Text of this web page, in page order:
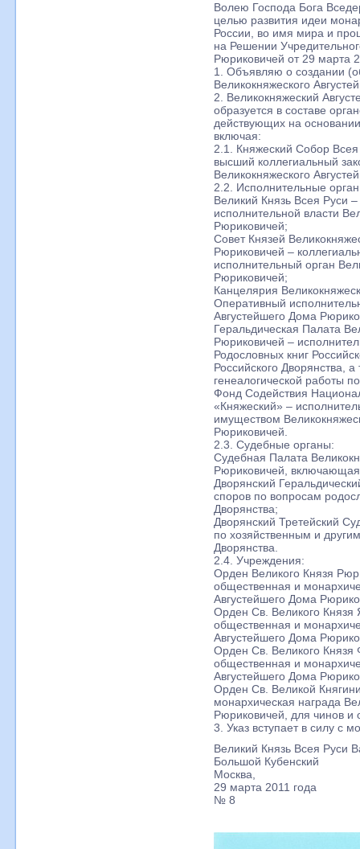
Волею Господа Бога
целью развития идеи
России, во имя мира и
на Решении
Рюриковичей от 29 марта
1. Объявляю о создании
Великокняжеского
2. Великокняжеский
образуется в составе
действующих на
включая:
2.1. Княжеский Собор
высший коллегиальный
Великокняжеского
2.2. Исполнительные
Великий Князь Всея Руси
исполнительной власти
Рюриковичей;
Совет Князей
Рюриковичей –
исполнительный орган
Рюриковичей;
Канцелярия
Оперативный
Августейшего Дома
Геральдическая Палата
Рюриковичей –
Родословных книг
Российского Дворянства,
генеалогической работы
Фонд Содействия
«Княжеский» –
имуществом
Рюриковичей.
2.3. Судебные органы:
Судебная Палата
Рюриковичей,
Дворянский
споров по вопросам
Дворянства;
Дворянский Третейский
по хозяйственным и
Дворянства.
2.4. Учреждения:
Орден Великого Князя
общественная и
Августейшего Дома
Орден Св. Великого Князя
общественная и
Августейшего Дома
Орден Св. Великого
общественная и
Августейшего Дома
Орден Св. Великой
монархическая награда
Рюриковичей, для чинов и
3. Указ вступает в силу с
Великий Князь Всея Руси
Большой Кубенский
Москва,
29 марта 2011 года
№ 8